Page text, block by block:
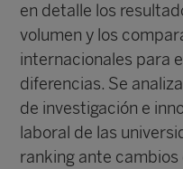
en detalle los
volumen y los
internacionales para
diferencias. Se
de investigación e
laboral de las
ranking ante